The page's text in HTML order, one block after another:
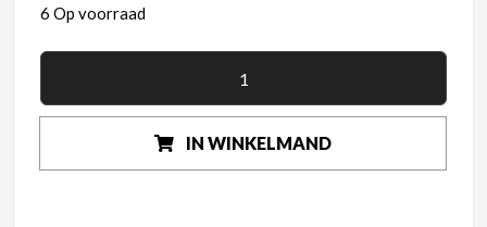
6 Op voorraad
IN WINKELMAND